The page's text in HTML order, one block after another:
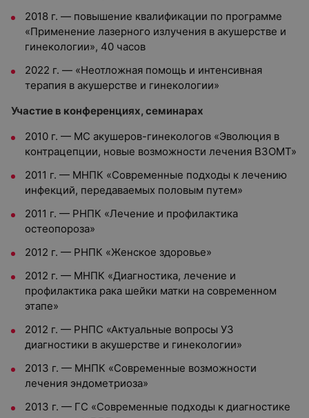
2018 г. — повышение квалификации по программе
«Применение лазерного излучения в акушерстве и
гинекологии», 40 часов
2022 г. — «Неотложная помощь и интенсивная
терапия в акушерстве и гинекологии»
Участие в конференциях, семинарах
2010 г. — МС акушеров-гинекологов «Эволюция в
контрацепции, новые возможности лечения ВЗОМТ»
2011 г. — МНПК «Современные подходы к лечению
инфекций, передаваемых половым путем»
2011 г. — РНПК «Лечение и профилактика
остеопороза»
2012 г. — РНПК «Женское здоровье»
2012 г. — МНПК «Диагностика, лечение и
профилактика рака шейки матки на современном
этапе»
2012 г. — РНПС «Актуальные вопросы УЗ
диагностики в акушерстве и гинекологии»
2013 г. — МНПК «Современные возможности
лечения эндометриоза»
2013 г. — ГС «Современные подходы к диагностике